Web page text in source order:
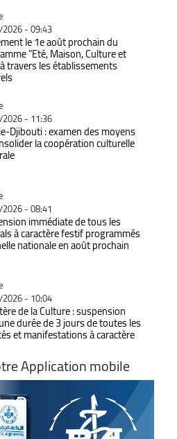
- 09:43
le 1e août prochain du
"Eté, Maison, Culture et
travers les établissements
- 11:36
Djibouti : examen des moyens
la coopération culturelle
- 08:41
immédiate de tous les
à caractère festif programmés
nationale en août prochain
- 10:04
de la Culture : suspension
durée de 3 jours de toutes les
et manifestations à caractère
Application mobile